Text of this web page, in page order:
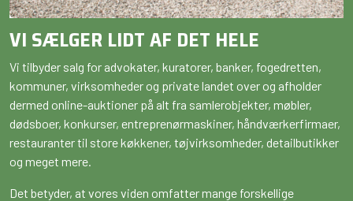
VI SÆLGER LIDT AF DET HELE
Vi tilbyder salg for advokater, kuratorer, banker, fogedretten,
kommuner, virksomheder og private landet over og afholder
dermed online-auktioner på alt fra samlerobjekter, møbler,
dødsboer, konkurser, entreprenørmaskiner, håndværkerfirmaer,
restauranter til store køkkener, tøjvirksomheder, detailbutikker
og meget mere.
Det betyder, at vores viden omfatter mange forskellige